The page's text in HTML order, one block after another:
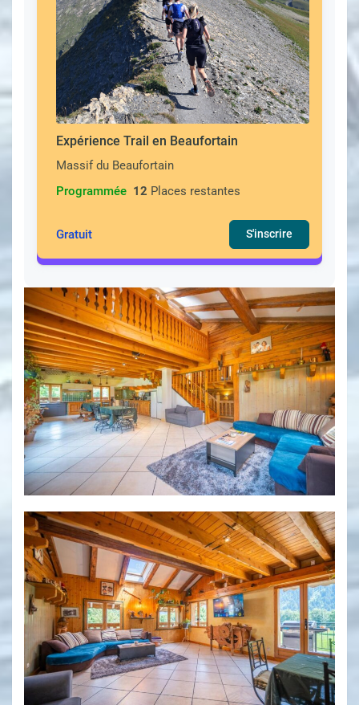
Expérience Trail en Beaufortain
Massif du Beaufortain
Programmée 12 Places restantes
Gratuit S'inscrire